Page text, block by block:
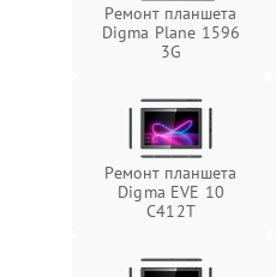
Ремонт планшета
Digma Plane 1596
3G
Ремонт планшета
Digma EVE 10
C412T